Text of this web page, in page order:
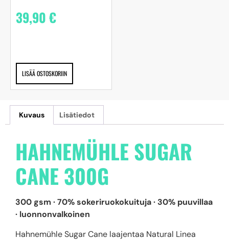
39,90€
LISÄÄ OSTOSKORIIN
Kuvaus Lisätiedot
HAHNEMÜHLE SUGAR
CANE 300G
300 gsm · 70% sokeriruokokuituja · 30% puuvillaa
· luonnonvalkoinen
Hahnemühle Sugar Cane laajentaa Natural Linea